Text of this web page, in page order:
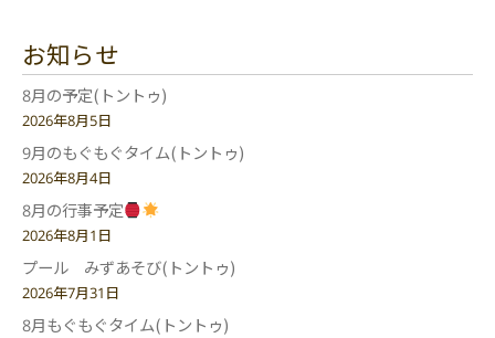
お知らせ
8月の予定(トントゥ)
2026年8月5日
9月のもぐもぐタイム(トントゥ)
2026年8月4日
8月の行事予定
2026年8月1日
プール みずあそび(トントゥ)
2026年7月31日
8月もぐもぐタイム(トントゥ)